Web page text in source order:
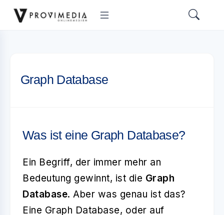
Graph Database
Was ist eine Graph Database?
Ein Begriff, der immer mehr an
Bedeutung gewinnt, ist die Graph
Database. Aber was genau ist das?
Eine Graph Database, oder auf